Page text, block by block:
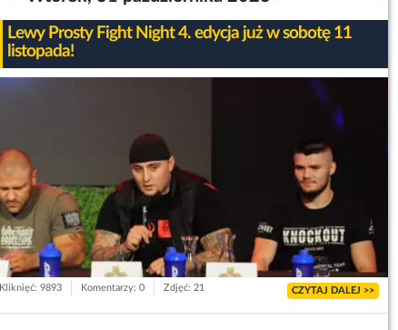
Lewy Prosty Fight Night 4. edycja już w sobotę 11
listopada!
Kliknięć: 9893 Komentarzy: 0 Zdjęć: 21 CZYTAJ DALEJ >>